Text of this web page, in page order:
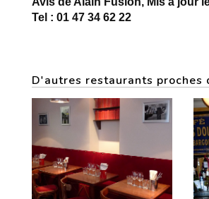
Tel : 01 47 34 62 22
D'autres restaurants proches